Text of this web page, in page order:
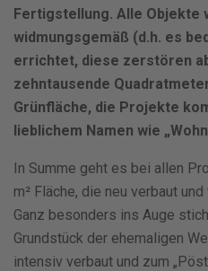
Fertigstellung. Alle Objekte
widmungsgemäß (d.h. es
errichtet, diese zerstören
zehntausende
Grünfläche, die Projekte
lieblichem Namen wie
In Summe geht es bei allen
m² Fläche, die neu verbaut
Ganz besonders ins Auge
Grundstück der ehemaligen
intensiv verbaut und zum